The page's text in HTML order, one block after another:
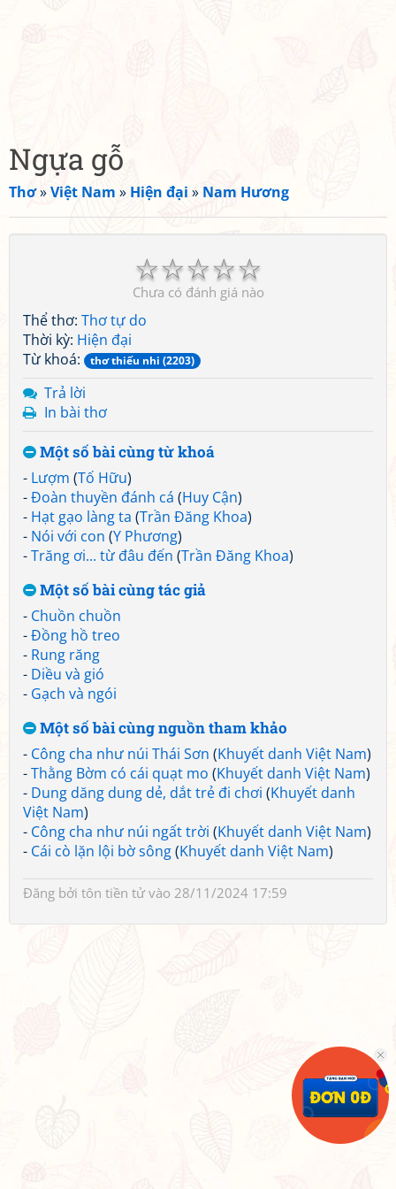
Ngựa gỗ
Thơ»Việt Nam » Hiện đại » Nam Hương
☆
☆
☆
☆
☆
Chưa có đánh giá nào
Thể thơ: Thơ tự do
Thời kỳ: Hiện đại
Từ khoá:
thơ thiếu nhi (2203)
Trả lời
In bài thơ
Một số bài cùng từ khoá
- Lượm (Tố Hữu)
-Đoàn thuyền đánh cá (Huy Cận)
- Hạt gạo làng ta (Trần Đăng Khoa)
- Nói với con (Y Phương)
-Trăng ơi... từ đâu đến (Trần Đăng Khoa)
Một số bài cùng tác giả
- Chuồn chuồn
-Đồng hồ treo
- Rung răng
- Diều và gió
- Gạch và ngói
Một số bài cùng nguồn tham khảo
- Công cha như núi Thái Sơn (Khuyết danh Việt Nam)
-Thằng Bờm có cái quạt mo (Khuyết danh Việt Nam)
- Dung dăng dung dẻ, dắt trẻ đi chơi (Khuyết danh
Việt Nam)
- Công cha như núi ngất trời (Khuyết danh Việt Nam)
- Cái cò lặn lội bờ sông(Khuyết danh Việt Nam)
Đăng bởi tôn tiền tửvào 28/11/2024 17:59